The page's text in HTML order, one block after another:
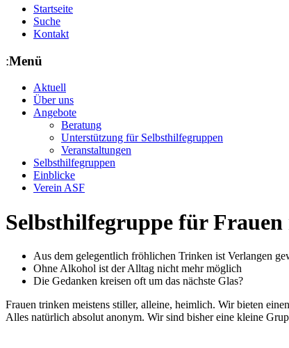
Startseite
Suche
Kontakt
Menü
Aktuell
Über uns
Angebote
Beratung
Unterstützung für Selbsthilfegruppen
Veranstaltungen
Selbsthilfegruppen
Einblicke
Verein ASF
Selbsthilfegruppe für
Aus dem gelegentlich fröhlichen Trinken ist Verlangen
Ohne Alkohol ist der Alltag nicht mehr möglich
Die Gedanken kreisen oft um das nächste Glas?
Frauen trinken meistens stiller, alleine, heimlich. Wir bieten
Alles natürlich absolut anonym. Wir sind bisher eine kleine